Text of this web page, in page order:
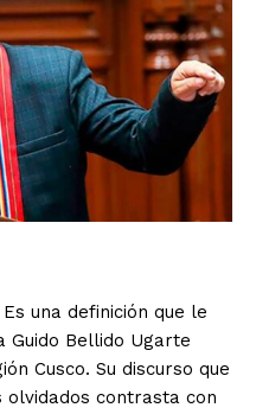
una definición que le
Guido Bellido Ugarte
Cusco. Su discurso que
olvidados contrasta con